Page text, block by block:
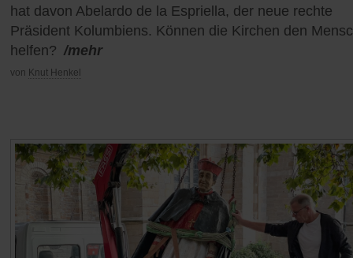
hat davon Abelardo de la Espriella, der neue rechte
Präsident Kolumbiens. Können die Kirchen den
helfen? /mehr
von Knut Henkel